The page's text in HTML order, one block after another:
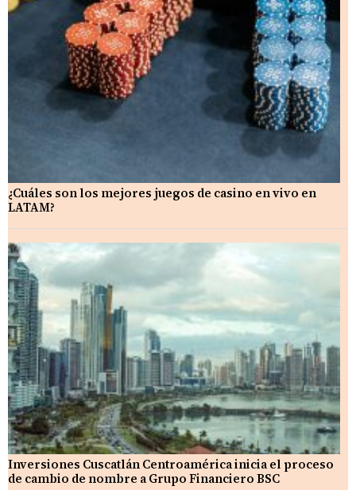
¿Cuáles son los mejores juegos de casino en vivo en
LATAM?
Inversiones Cuscatlán Centroamérica inicia el proceso
de cambio de nombre a Grupo Financiero BSC